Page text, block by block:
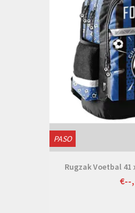
PASO
Rugzak Voetbal 41
€--